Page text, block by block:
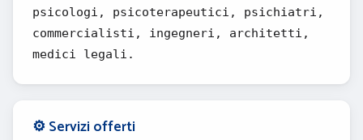
psicologi, psicoterapeutici, psichiatri,
commercialisti, ingegneri, architetti,
medici legali.
⚙️ Servizi offerti